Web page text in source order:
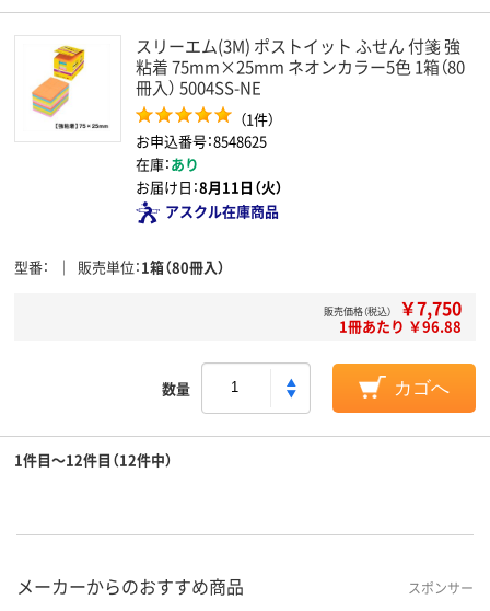
スリーエム(3M) ポストイット ふせん 付箋 強
粘着 75mm×25mm ネオンカラー5色 1箱（80
冊入） 5004SS-NE
（1件）
お申込番号：8548625
在庫：あり
お届け日：8月11日（火）
アスクル在庫商品
型番 販売単位 1箱（80冊入）
販売価格（税込） ￥7,750
1冊あたり ￥96.88
数量 カゴへ
1件目～12件目（12件中）
メーカーからのおすすめ商品 スポンサー